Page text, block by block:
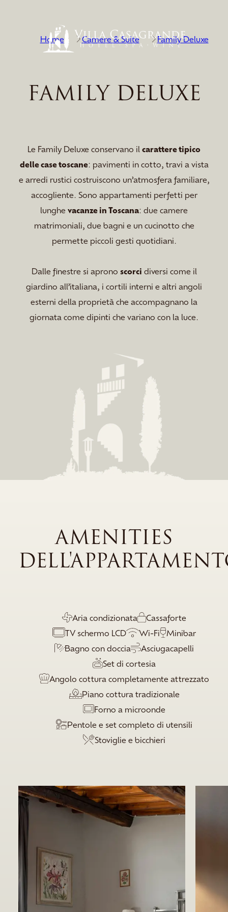
Home Camere & Suite Family Deluxe
FAMILY DELUXE
Le Family Deluxe conservano il carattere tipico
delle case toscane: pavimenti in cotto, travi a vista
e arredi rustici costruiscono un’atmosfera familiare,
accogliente. Sono appartamenti perfetti per
lunghe vacanze in Toscana: due camere
matrimoniali, due bagni e un cucinotto che
permette piccoli gesti quotidiani.
Dalle finestre si aprono scorci diversi come il
giardino all’italiana, i cortili interni e altri angoli
esterni della proprietà che accompagnano la
giornata come dipinti che variano con la luce.
AMENITIES
Aria condizionata
Cassaforte
TV schermo LCD
Wi-Fi Minibar
Bagno con doccia
Asciugacapelli
Set di cortesia
Angolo cottura completamente attrezzato
Piano cottura tradizionale
Forno a microonde
Pentole e set completo di utensili
Stoviglie e bicchieri